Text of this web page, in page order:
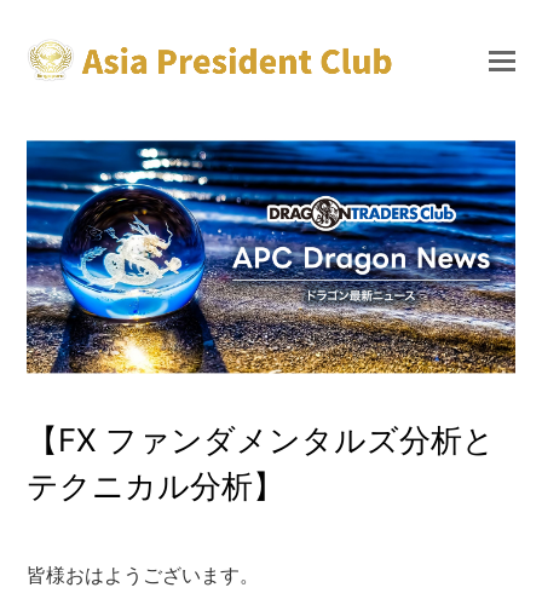
【FX ファンダメンタルズ分析と
テクニカル分析】
皆様おはようございます。